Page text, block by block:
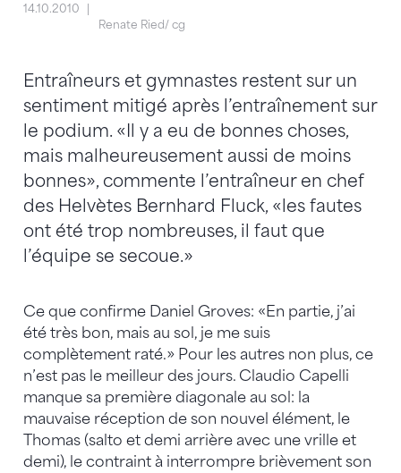
14.10.2010
Renate Ried/ cg
Entraîneurs et gymnastes restent sur un
sentiment mitigé après l’entraînement sur
le podium. «Il y a eu de bonnes choses,
mais malheureusement aussi de moins
bonnes», commente l’entraîneur en chef
des Helvètes Bernhard Fluck, «les fautes
ont été trop nombreuses, il faut que
l’équipe se secoue.»
Ce que confirme Daniel Groves: «En partie, j’ai
été très bon, mais au sol, je me suis
complètement raté.» Pour les autres non plus, ce
n’est pas le meilleur des jours. Claudio Capelli
manque sa première diagonale au sol: la
mauvaise réception de son nouvel élément, le
Thomas (salto et demi arrière avec une vrille et
demi), le contraint à interrompre brièvement son